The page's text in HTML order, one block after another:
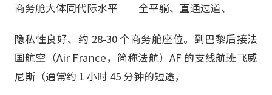
商务舱大体同代际水平——全平躺、直通过道、
隐私性良好、约 28-30 个商务舱座位。到巴黎后接法
国航空（Air France，简称法航）AF 的支线航班飞威
尼斯（通常约 1 小时 45 分钟的短途，